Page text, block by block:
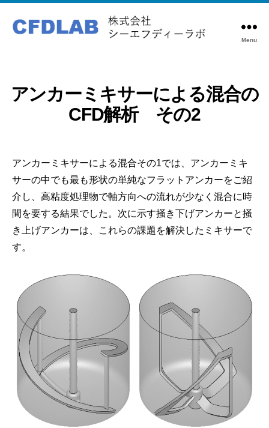
社
シ
デ
ィ
ラ
ボ
Menu
アンカーミキサーによる混合の
CFD解析 その2
アンカーミキサーによる混合その1では、アンカーミキ
サーの中でも最も形状の単純なフラットアンカーをご紹
介し、高粘度処理物で軸方向への流れが少なく混合に時
間を要する結果でした。次に示す掻き下げアンカーと掻
き上げアンカーは、これらの課題を解決したミキサーで
す。